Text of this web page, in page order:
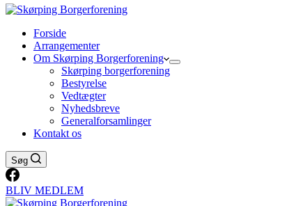
Forside
Arrangementer
Om Skørping Borgerforening
Skørping borgerforening
Bestyrelse
Vedtægter
Nyhedsbreve
Generalforsamlinger
Kontakt os
Søg
BLIV MEDLEM